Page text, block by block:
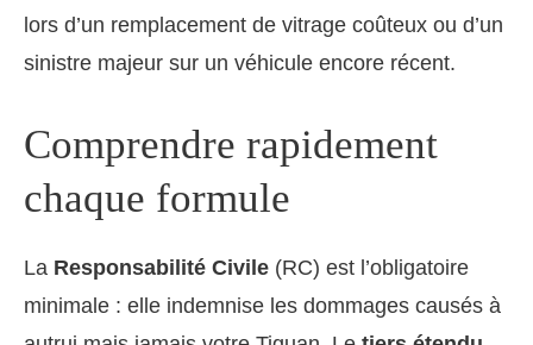
lors d’un remplacement de vitrage coûteux ou d’un
sinistre majeur sur un véhicule encore récent.
Comprendre rapidement
chaque formule
La Responsabilité Civile (RC) est l’obligatoire
minimale : elle indemnise les dommages causés à